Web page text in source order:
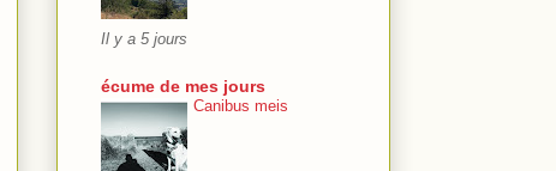
Il y a 5 jours
écume de mes jours
Canibus meis